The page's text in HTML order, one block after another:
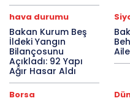
hava durumu
Bakan Kurum Beş
İldeki Yangın
Bilançosunu
Açıkladı: 92 Yapı
Ağır Hasar Aldı
Borsa